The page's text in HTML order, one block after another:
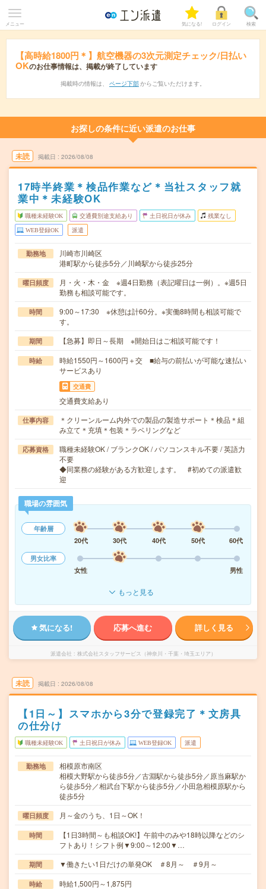
メニュー 気になる! ログイン 検索
【高時給1800円＊】航空機器の3次元測定チェック/日払い
OKのお仕事情報は、掲載が終了しています
掲載時の情報は、 ページ下部 からご覧いただけます。
お探しの条件に近い派遣のお仕事
未読 掲載日 2026/08/08
17時半終業＊検品作業など＊当社スタッフ就
業中＊未経験OK
職種未経験OK 交通費別途支給あり 土日祝日が休み 残業なし
WEB登録OK 派遣
勤務地
川崎市川崎区
港町駅から徒歩5分／川崎駅から徒歩25分
曜日頻度
月・火・木・金 ※週4日勤務（表記曜日は一例）。※週5日
勤務も相談可能です。
時間
9:00～17:30 ※休憩は計60分。※実働8時間も相談可能で
す。
期間 【急募】即日～長期 ※開始日はご相談可能です！
時給
時給1550円～1600円＋交 ■給与の前払いが可能な速払い
サービスあり
交通費
交通費支給あり
仕事内容
＊クリーンルーム内外での製品の製造サポート＊検品＊組
み立て＊充填＊包装＊ラベリングなど
応募資格
職種未経験OK / ブランクOK / パソコンスキル不要 / 英語力
不要
◆同業務の経験がある方歓迎します。 #初めての派遣歓
迎
職場の雰囲気
年齢層
20代
30代 40代 50代
60代
男女比率
女性
男性
もっと見る
気になる! 応募へ進む 詳しく見る
派遣会社 株式会社スタッフサービス（神奈川・千葉・埼玉エリア）
未読 掲載日 2026/08/08
【1日～】スマホから3分で登録完了＊文房具
の仕分け
職種未経験OK 土日祝日が休み WEB登録OK 派遣
勤務地
相模原市南区
相模大野駅から徒歩5分／古淵駅から徒歩5分／原当麻駅か
ら徒歩5分／相武台下駅から徒歩5分／小田急相模原駅から
徒歩5分
曜日頻度 月～金のうち、1日～OK！
時間
【1日3時間～も相談OK!】午前中のみや18時以降などのシ
フトあり！シフト例▼9:00～12:00▼…
期間 ▼働きたい1日だけの単発OK ＃8月～ ＃9月～
時給 時給1,500円～1,875円